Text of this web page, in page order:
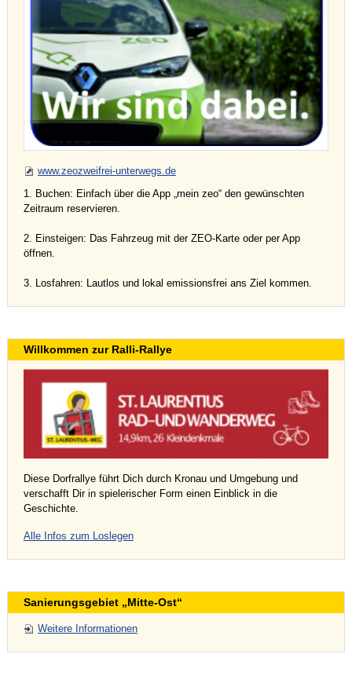
www.zeozweifrei-unterwegs.de
1. Buchen: Einfach über die App „mein zeo“ den gewünschten
Zeitraum reservieren.
2. Einsteigen: Das Fahrzeug mit der ZEO-Karte oder per App
öffnen.
3. Losfahren: Lautlos und lokal emissionsfrei ans Ziel kommen.
Willkommen zur Ralli-Rallye
Diese Dorfrallye führt Dich durch Kronau und Umgebung und
verschafft Dir in spielerischer Form einen Einblick in die
Geschichte.
Alle Infos zum Loslegen
Sanierungsgebiet „Mitte-Ost“
Weitere Informationen